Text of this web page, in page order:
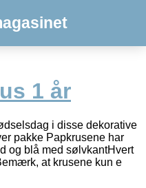
1 år
i disse dekorative
pakke Papkrusene har
og blå med sølvkantHvert
at krusene kun e